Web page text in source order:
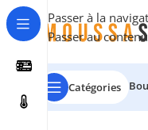
Passer à la
Passer au
Catégories